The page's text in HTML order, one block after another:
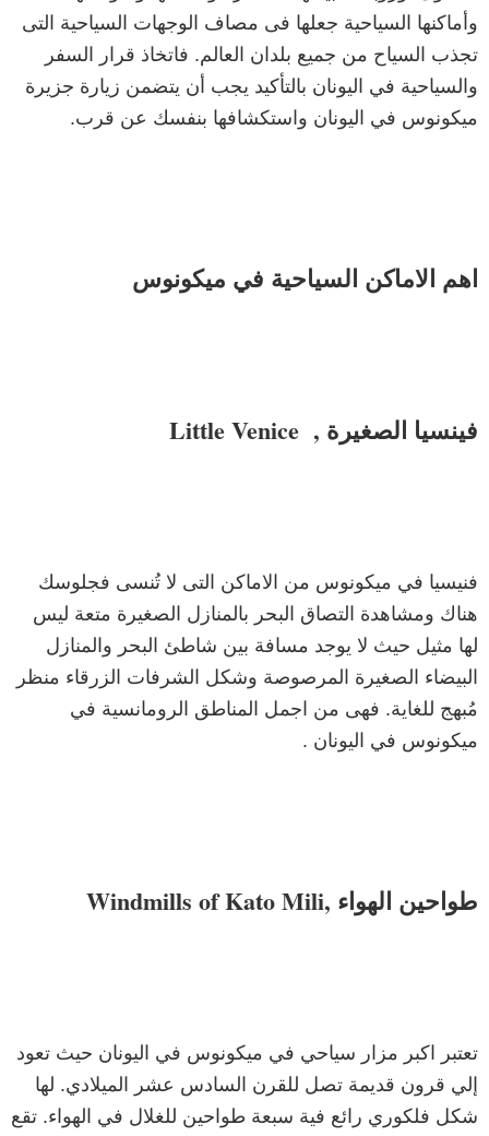
وأماكنها السياحية جعلها فى مصاف الوجهات السياحية التى
تجذب السياح من جميع بلدان العالم. فاتخاذ قرار السفر
والسياحية في اليونان بالتأكيد يجب أن يتضمن زيارة جزيرة
ميكونوس في اليونان واستكشافها بنفسك عن قرب.
اهم الاماكن السياحية في ميكونوس
فينسيا الصغيرة , Little Venice
فنيسيا في ميكونوس من الاماكن التى لا تُنسى فجلوسك
هناك ومشاهدة التصاق البحر بالمنازل الصغيرة متعة ليس
لها مثيل حيث لا يوجد مسافة بين شاطئ البحر والمنازل
البيضاء الصغيرة المرصوصة وشكل الشرفات الزرقاء منظر
مُبهج للغاية. فهى من اجمل المناطق الرومانسية في
ميكونوس في اليونان .
طواحين الهواء ,Windmills of Kato Mili
تعتبر اكبر مزار سياحي في ميكونوس في اليونان حيث تعود
إلي قرون قديمة تصل للقرن السادس عشر الميلادي. لها
شكل فلكوري رائع فية سبعة طواحين للغلال في الهواء. تقع